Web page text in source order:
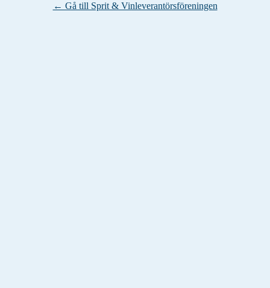
← Gå till Sprit & Vinleverantörsföreningen